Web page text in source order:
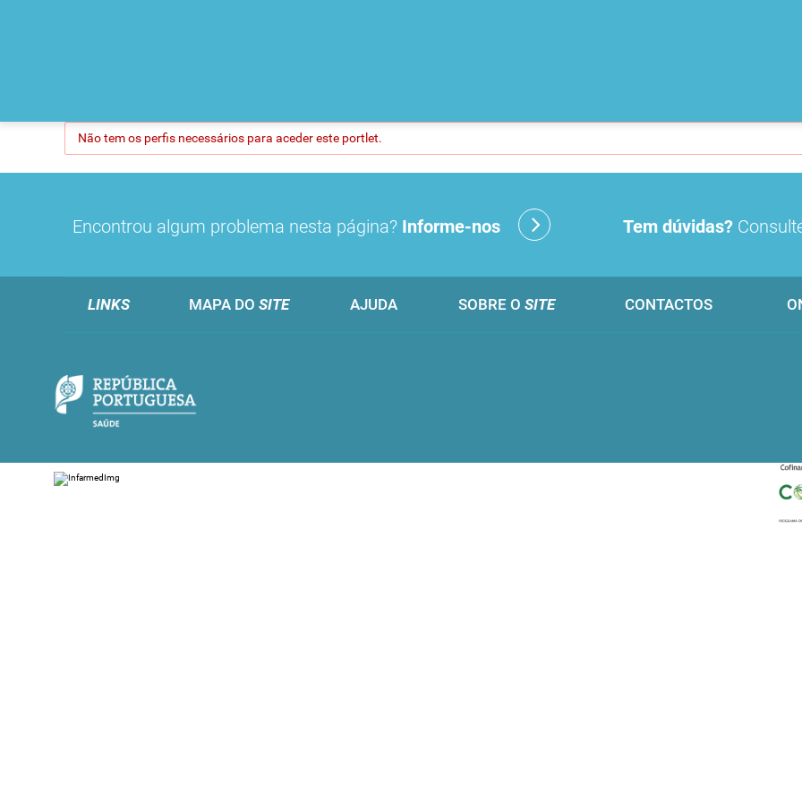
Não tem os perfis necessários para aceder este portlet.
Encontrou algum problema nesta página? Informe-nos Tem dúvidas?
LINKS MAPA DO SITE AJUDA SOBRE O SITE CONTACTOS